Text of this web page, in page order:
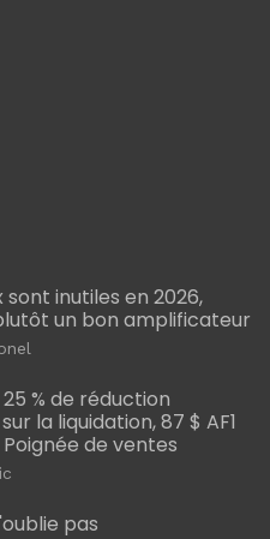
sont inutiles en 2026,
un bon amplificateur
% de réduction
la liquidation, 87 $ AF1
de ventes
pas